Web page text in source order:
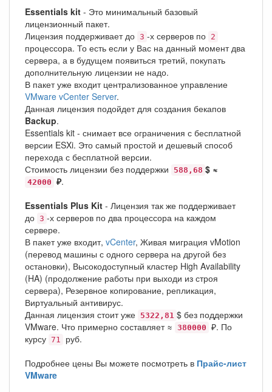
Essentials kit - Это минимальный базовый
лицензионный пакет.
Лицензия поддерживает до 3 -х серверов по 2
процессора. То есть если у Вас на данный момент два
сервера, а в будущем появиться третий, покупать
дополнительную лицензии не надо.
В пакет уже входит централизованное управление
VMware vCenter Server.
Данная лицензия подойдет для создания бекапов
Backup.
Essentials kit - снимает все ограничения с бесплатной
версии ESXi. Это самый простой и дешевый способ
перехода с бесплатной версии.
Стоимость лицензии без поддержки
588,68 $ ≈
42000 ₽.
Essentials Plus Kit - Лицензия так же поддерживает
до 3 -х серверов по два процессора на каждом
сервере.
В пакет уже входит, vCenter, Живая миграция vMotion
(перевод машины с одного сервера на другой без
остановки), Высокодоступный кластер High Availability
(HA) (продолжение работы при выходи из строя
сервера), Резервное копирование, репликация,
Виртуальный антивирус.
Данная лицензия стоит уже 5322,81 $ без поддержки
VMware. Что примерно составляет ≈ 380000 ₽. По
курсу 71
руб.
Подробнее цены Вы можете посмотреть в Прайс-лист
VMware